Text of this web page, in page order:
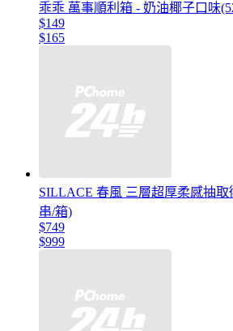
乖乖 萬事順利箱 - 奶油椰子口味
$149
$165
SILLACE 春風 三層超厚柔感抽取
串/箱)
$749
$999